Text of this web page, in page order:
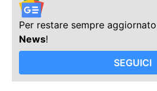
Per restare sempre aggiornato
News!
SEGUICI